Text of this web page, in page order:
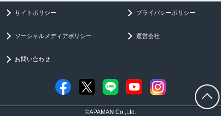
サイトポリシー プライバシーポリシー
ソーシャルメディアポリシー 運営会社
お問い合わせ
©APAMAN Co.,Ltd.